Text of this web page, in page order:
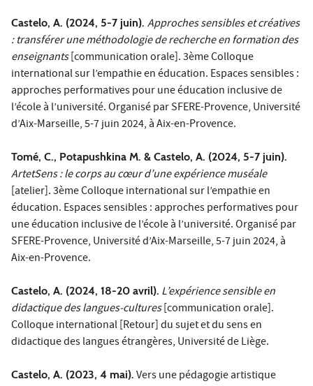
Castelo, A. (2024, 5-7 juin). Approches sensibles et créatives
: transférer une méthodologie de recherche en formation des
enseignants[communication orale]. 3ème Colloque
international sur l’empathie en éducation. Espaces sensibles :
approches performatives pour une éducation inclusive de
l’école à l’université. Organisé par SFERE-Provence, Université
d’Aix-Marseille, 5-7 juin 2024, à Aix-en-Provence.
Tomé, C., Potapushkina M. & Castelo, A. (2024, 5-7 juin).
ArtetSens : le corps au cœur d’une expérience muséale
[atelier]. 3ème Colloque international sur l’empathie en
éducation. Espaces sensibles : approches performatives pour
une éducation inclusive de l’école à l’université. Organisé par
SFERE-Provence, Université d’Aix-Marseille, 5-7 juin 2024, à
Aix-en-Provence.
Castelo, A. (2024, 18-20 avril). L’expérience sensible en
didactique des langues-cultures[communication orale].
Colloque international [Retour] du sujet et du sens en
didactique des langues étrangères, Université de Liège.
Castelo, A. (2023, 4 mai). Vers une pédagogie artistique